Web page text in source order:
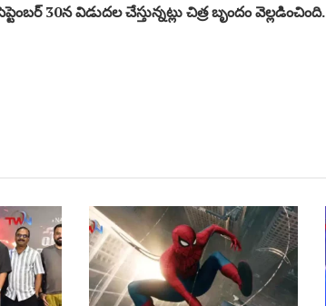
30న విడుద‌ల చేస్తున్నట్లు చిత్ర బృందం వెల్లడించింది.